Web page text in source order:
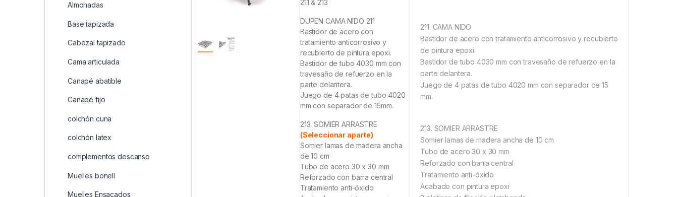
Almohadas
Base tapizada
Cabezal tapizado
Cama articulada
Canapé abatible
Canapé fijo
colchón cuna
colchón latex
complementos descanso
Muelles bonell
Muelles Ensacados
211 & 213
DUPEN CAMA NIDO 211
Bastidor de acero con
tratamiento anticorrosivo y
recubierto de pintura epoxi.
Bastidor de tubo 4030 mm con
travesaño de refuerzo en la
parte delantera.
Juego de 4 patas de tubo 4020
mm con separador de 15mm.
213. SOMIER ARRASTRE
(Seleccionar aparte)
Somier lamas de madera ancha
de 10 cm
Tubo de acero 30 x 30 mm
Reforzado con barra central
Tratamiento anti-óxido
211. CAMA NIDO
Bastidor de acero con tratamiento anticorrosivo y recubierto
de pintura epoxi.
Bastidor de tubo 4030 mm con travesaño de refuerzo en la
parte delantera.
Juego de 4 patas de tubo 4020 mm con separador de 15
mm.
213. SOMIER ARRASTRE
Somier lamas de madera ancha de 10 cm
Tubo de acero 30 x 30 mm
Reforzado con barra central
Tratamiento anti-óxido
Acabado con pintura epoxi